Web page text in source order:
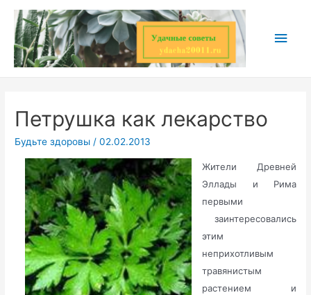
Перейти
содержимому
Петрушка как лекарство
Будьте здоровы /02.02.2013
Жители Древней
Эллады и Рима
первыми
заинтересовались
этим
неприхотливым
травянистым
растением и